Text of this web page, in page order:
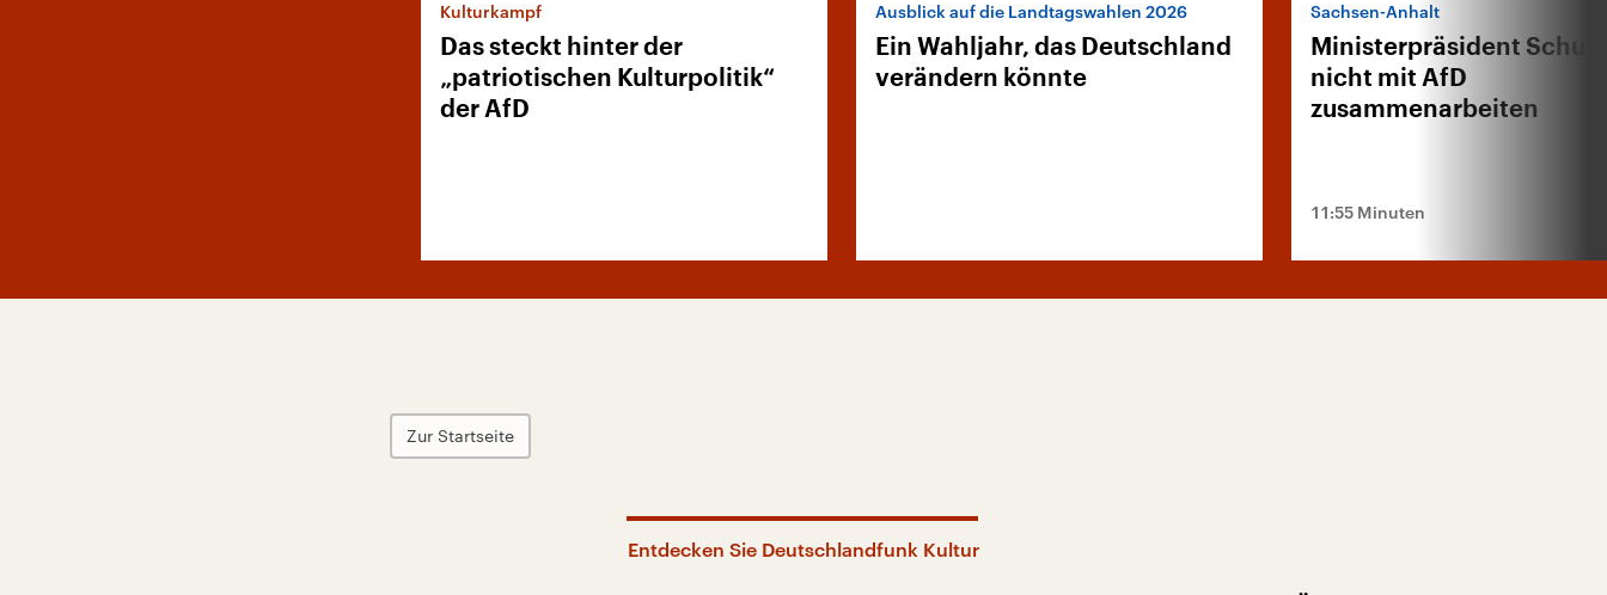
Kulturkampf
Das steckt hinter der
„patriotischen Kulturpolitik“
der AfD
Ausblick auf die Landtagswahlen 2026
Ein Wahljahr, das Deutschland
verändern könnte
Sachsen-Anhalt
Ministerpräsident
nicht mit AfD
zusammenarbeiten
11:55 Minuten
Zur Startseite
Entdecken Sie Deutschlandfunk Kultur